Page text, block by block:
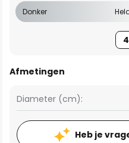
Donker
Afmetingen
Diameter (cm):
Heb je